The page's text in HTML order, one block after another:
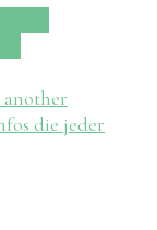
die jeder